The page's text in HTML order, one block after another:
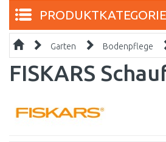
Garten Bodenpflege
FISKARS